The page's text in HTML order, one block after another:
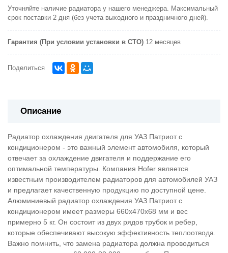
Уточняйте наличие радиатора у нашего менеджера. Максимальный
срок поставки 2 дня (без учета выходного и праздничного дней).
Гарантия (При условии установки в СТО) 12 месяцев
Поделиться
Описание
Радиатор охлаждения двигателя для УАЗ Патриот с
кондиционером - это важный элемент автомобиля, который
отвечает за охлаждение двигателя и поддержание его
оптимальной температуры. Компания Hofer является
известным производителем радиаторов для автомобилей УАЗ
и предлагает качественную продукцию по доступной цене.
Алюминиевый радиатор охлаждения УАЗ Патриот с
кондиционером имеет размеры 660х470х68 мм и вес
примерно 5 кг. Он состоит из двух рядов трубок и ребер,
которые обеспечивают высокую эффективность теплоотвода.
Важно помнить, что замена радиатора должна проводиться